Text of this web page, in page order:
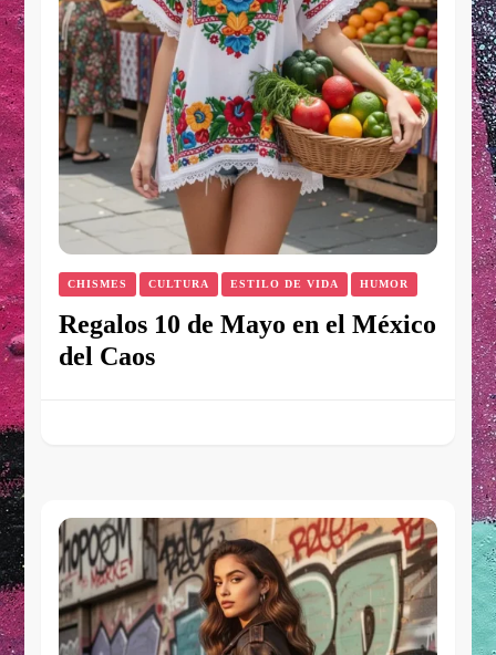
CHISMES CULTURA ESTILO DE VIDA HUMOR
Regalos 10 de Mayo en el México
del Caos